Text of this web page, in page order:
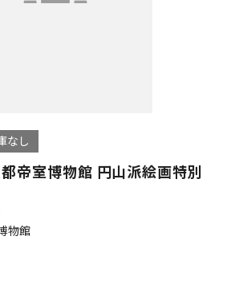
なし
帝室博物館 円山派絵画特別
物館